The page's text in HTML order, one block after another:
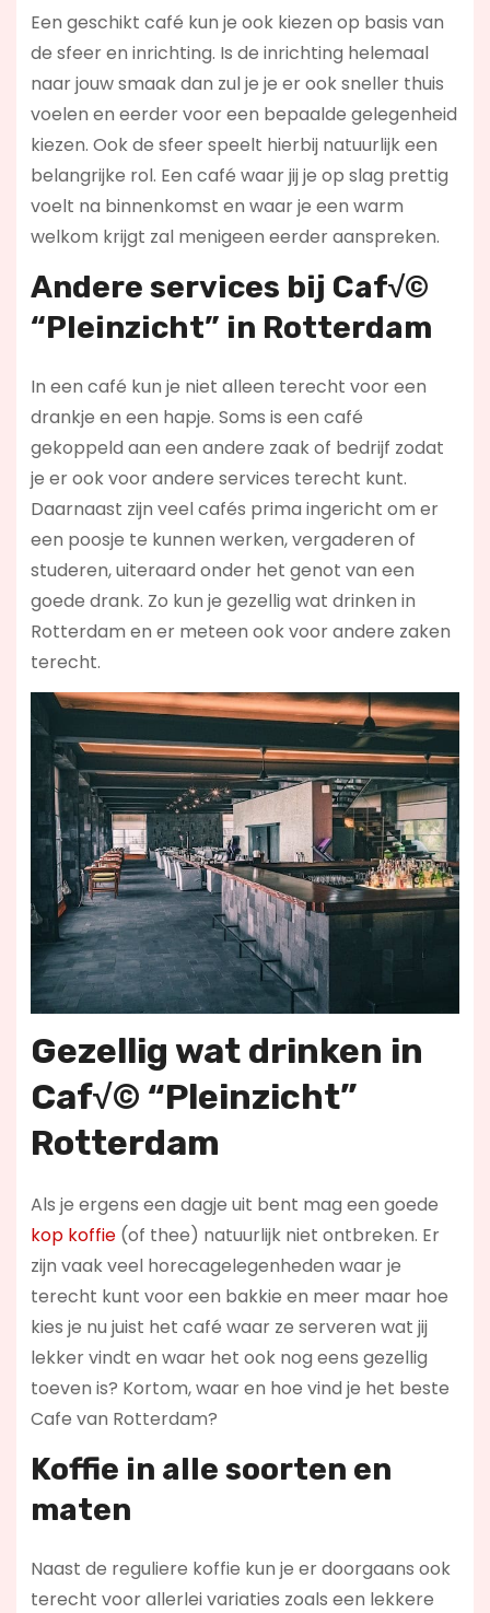
Een geschikt café kun je ook kiezen op basis van
de sfeer en inrichting. Is de inrichting helemaal
naar jouw smaak dan zul je je er ook sneller thuis
voelen en eerder voor een bepaalde gelegenheid
kiezen. Ook de sfeer speelt hierbij natuurlijk een
belangrijke rol. Een café waar jij je op slag prettig
voelt na binnenkomst en waar je een warm
welkom krijgt zal menigeen eerder aanspreken.
Andere services bij Caf√©
“Pleinzicht” in Rotterdam
In een café kun je niet alleen terecht voor een
drankje en een hapje. Soms is een café
gekoppeld aan een andere zaak of bedrijf zodat
je er ook voor andere services terecht kunt.
Daarnaast zijn veel cafés prima ingericht om er
een poosje te kunnen werken, vergaderen of
studeren, uiteraard onder het genot van een
goede drank. Zo kun je gezellig wat drinken in
Rotterdam en er meteen ook voor andere zaken
terecht.
Gezellig wat drinken in
Caf√© “Pleinzicht”
Rotterdam
Als je ergens een dagje uit bent mag een goede
kop koffie(of thee) natuurlijk niet ontbreken. Er
zijn vaak veel horecagelegenheden waar je
terecht kunt voor een bakkie en meer maar hoe
kies je nu juist het café waar ze serveren wat jij
lekker vindt en waar het ook nog eens gezellig
toeven is? Kortom, waar en hoe vind je het beste
Cafe van Rotterdam?
Koffie in alle soorten en
maten
Naast de reguliere koffie kun je er doorgaans ook
terecht voor allerlei variaties zoals een lekkere